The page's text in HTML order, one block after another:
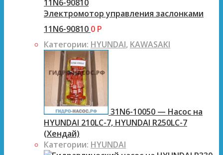
Электромотор управления заслонками
11N6-90810 0 Р
Категории: HYUNDAI, KAWASAKI
31N6-10050 — Насос на
HYUNDAI 210LC-7, HYUNDAI R250LC-7
(Хендай)
Категории: HYUNDAI